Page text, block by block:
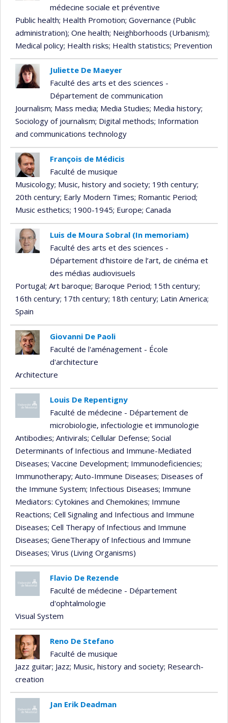
médecine sociale et préventive
Public health; Health Promotion; Governance (Public
administration); One health; Neighborhoods (Urbanism);
Medical policy; Health risks; Health statistics; Prevention
Juliette De Maeyer
Faculté des arts et des sciences -
Département de communication
Journalism; Mass media; Media Studies; Media history;
Sociology of journalism; Digital methods; Information
and communications technology
François de Médicis
Faculté de musique
Musicology; Music, history and society; 19th century;
20th century; Early Modern Times; Romantic Period;
Music esthetics; 1900-1945; Europe; Canada
Luis de Moura Sobral (In memoriam)
Faculté des arts et des sciences -
Département d’histoire de l’art, de cinéma et
des médias audiovisuels
Portugal; Art baroque; Baroque Period; 15th century;
16th century; 17th century; 18th century; Latin America;
Spain
Giovanni De Paoli
Faculté de l'aménagement - École
d'architecture
Architecture
Louis De Repentigny
Faculté de médecine - Département de
microbiologie, infectiologie et immunologie
Antibodies; Antivirals; Cellular Defense; Social
Determinants of Infectious and Immune-Mediated
Diseases; Vaccine Development; Immunodeficiencies;
Immunotherapy; Auto-Immune Diseases; Diseases of
the Immune System; Infectious Diseases; Immune
Mediators: Cytokines and Chemokines; Immune
Reactions; Cell Signaling and Infectious and Immune
Diseases; Cell Therapy of Infectious and Immune
Diseases; GeneTherapy of Infectious and Immune
Diseases; Virus (Living Organisms)
Flavio De Rezende
Faculté de médecine - Département
d'ophtalmologie
Visual System
Reno De Stefano
Faculté de musique
Jazz guitar; Jazz; Music, history and society; Research-
creation
Jan Erik Deadman